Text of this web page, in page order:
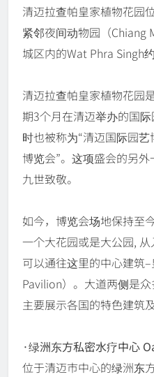
清迈拉查帕皇家植物花园
紧邻夜间动物园（Chiang
城区内的Wat Phra Singh
清迈拉查帕皇家植物花园
期3个月在清迈举办的国
时也被称为“清迈国际园
博览会”。这项盛会的另
九世致敬。
如今，博览会场地保持至
一个大花园或是大公园,
可以通往这里的中心建筑
Pavilion）。大道两侧是
主要展示各国的特色建筑
·绿洲东方私密水疗中心
位于清迈市中心的绿洲东